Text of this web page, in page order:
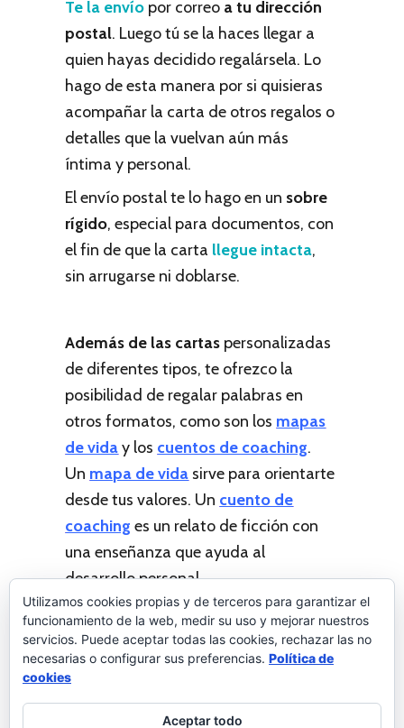
Te la envío por correo a tu dirección
postal. Luego tú se la haces llegar a
quien hayas decidido regalársela. Lo
hago de esta manera por si quisieras
acompañar la carta de otros regalos o
detalles que la vuelvan aún más
íntima y personal.
El envío postal te lo hago en un sobre
rígido, especial para documentos, con
el fin de que la carta llegue intacta,
sin arrugarse ni doblarse.
Además de las cartas personalizadas
de diferentes tipos, te ofrezco la
posibilidad de regalar palabras en
otros formatos, como son los mapas
de viday los cuentos de coaching.
Un mapa de vida sirve para orientarte
desde tus valores. Un cuento de
coaching es un relato de ficción con
una enseñanza que ayuda al
desarrollo personal.
¡Quiero una carta
personalizada!
Utilizamos cookies propias y de terceros para garantizar el
funcionamiento de la web, medir su uso y mejorar nuestros
servicios. Puede aceptar todas las cookies, rechazar las no
necesarias o configurar sus preferencias. Política de
cookies
Aceptar todo